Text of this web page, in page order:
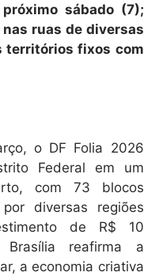
sábado (7);
ruas de diversas
territórios fixos com
o DF Folia 2026
Federal em um
com 73 blocos
diversas regiões
de R$ 10
reafirma a
a economia criativa